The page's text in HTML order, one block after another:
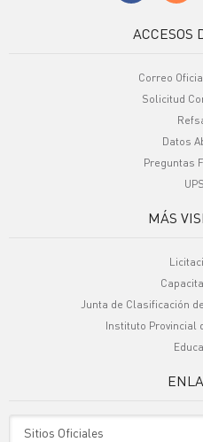
ACCESOS
Correo
Solicitud
Datos
Preguntas
MÁS
Junta de Clasificación
Instituto Provincial